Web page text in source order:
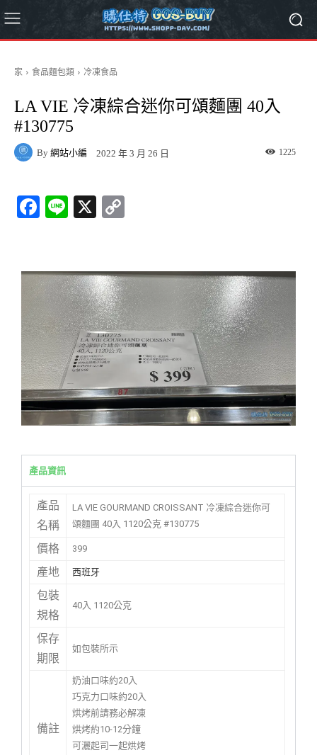
家 食品麵包類 冷凍食品
LA VIE 冷凍綜合迷你可頌麵團 40入
#130775
By 網站小編 2022 年 3 月 26 日 1225
Fa
ok
Li
X
Li
nk
產品資訊
產品
名稱
LA VIE GOURMAND CROISSANT 冷凍綜合迷你可
頌麵團 40入 1120公克 #130775
價格 399
產地 西班牙
包裝
規格
40入 1120公克
保存
期限
如包裝所示
備註
奶油口味約20入
巧克力口味約20入
烘烤前請務必解凍
烘烤約10-12分鐘
可灑起司一起烘烤